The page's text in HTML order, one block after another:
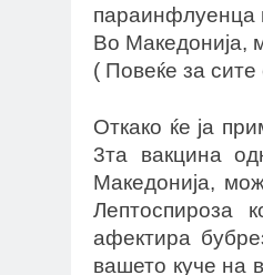
параинфлуенца
Во Македонија,
( Повеќе за
Откако ќе ја
3та вакцина
Македонија,
Лептоспироза
афектира
вашето куче на